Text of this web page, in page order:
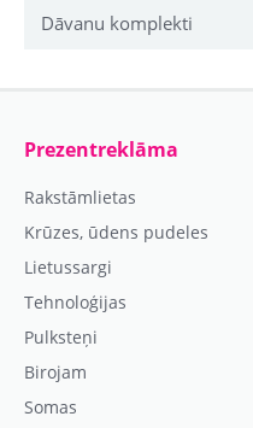
Dāvanu komplekti
Prezentreklāma
Rakstāmlietas
Krūzes, ūdens pudeles
Lietussargi
Tehnoloģijas
Pulksteņi
Birojam
Somas